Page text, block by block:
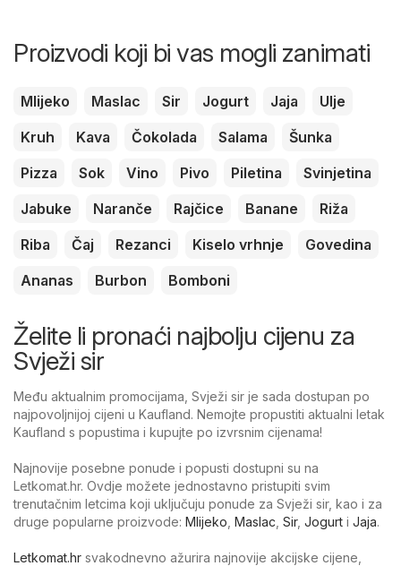
Proizvodi koji bi vas mogli zanimati
Mlijeko Maslac Sir Jogurt Jaja
Ulje
Kruh
Kava Čokolada Salama
Šunka
Pizza
Sok Vino Pivo Piletina
Svinjetina
Jabuke
Naranče Rajčice Banane
Riža
Riba
Čaj Rezanci Kiselo vrhnje
Govedina
Ananas
Burbon Bomboni
Želite li pronaći najbolju cijenu za
Svježi sir
Među aktualnim promocijama, Svježi sir je sada dostupan po
najpovoljnijoj cijeni u Kaufland. Nemojte propustiti aktualni letak
Kaufland s popustima i kupujte po izvrsnim cijenama!
Najnovije posebne ponude i popusti dostupni su na
Letkomat.hr. Ovdje možete jednostavno pristupiti svim
trenutačnim letcima koji uključuju ponude za Svježi sir, kao i za
druge popularne proizvode: Mlijeko Maslac Sir, Jogurt i Jaja.
Letkomat.hr svakodnevno ažurira najnovije akcijske cijene,